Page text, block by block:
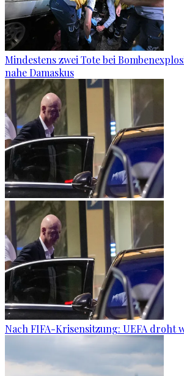
Mindestens zwei Tote bei
nahe Damaskus
Nach FIFA-Krisensitzung: UEFA droht